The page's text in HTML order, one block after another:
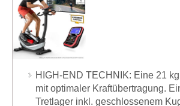
HIGH-END TECHNIK: Eine 21
mit optimaler Kraftübertragung.
Tretlager inkl. geschlossenem